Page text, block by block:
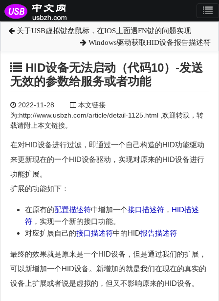
关于USB虚拟键盘鼠标，在IOS上面遇FN键的问题实现
Windows驱动获取HID设备报告描述符
HID设备无法启动（代码10）-发送
无效的参数给服务或者功能
2022-11-28
本文链接
为:http://www.usbzh.com/article/detail-1125.html ,欢迎转载，转
载请附上本文链接。
在对HID设备进行过滤，即通过一个自己构造的HID功能驱动
来更新现在的一个HID设备驱动，实现对原来的HID设备进行
功能扩展。
扩展的功能如下：
在原有的配置描述符中增加一个接口描述符 ， HID描述
符 ，实现一个新的接口功能。
对应扩展自己的接口描述符中的HID报告描述符
最终的效果就是原来是一个HID设备，但是通过我们的扩展，
可以新增加一个HID设备。新增加的就是我们在现在的真实的
设备上扩展或者说是虚拟的，但又不影响原来的HID设备。